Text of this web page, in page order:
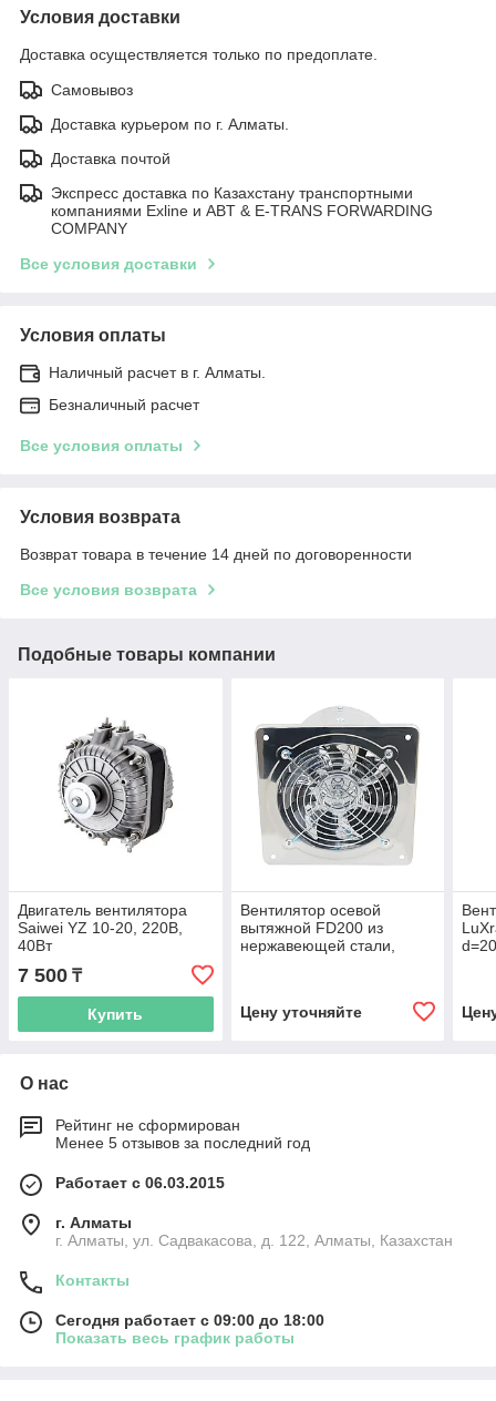
Условия доставки
Доставка осуществляется только по предоплате.
Самовывоз
Доставка курьером по г. Алматы.
Доставка почтой
Экспресс доставка по Казахстану транспортными
компаниями Exline и ABT & E-TRANS FORWARDING
COMPANY
Все условия доставки
Условия оплаты
Наличный расчет в г. Алматы.
Безналичный расчет
Все условия оплаты
Условия возврата
Возврат товара в течение 14 дней по договоренности
Все условия возврата
Подобные товары компании
Двигатель вентилятора
Saiwei YZ 10-20, 220В,
40Вт
7 500 ₸
Купить
Вентилятор осевой
вытяжной FD200 из
нержавеющей стали,
Цену уточняйте
О нас
Рейтинг не сформирован
Менее 5 отзывов за последний год
Работает с 06.03.2015
г. Алматы
г. Алматы, ул. Садвакасова, д. 122, Алматы, Казахстан
Контакты
Сегодня работает с 09:00 до 18:00
Показать весь график работы